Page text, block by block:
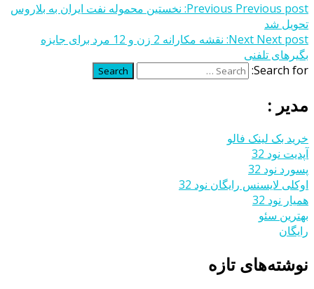
Previous Previous post:
نخستین محموله نفت ایران به بلاروس
تحویل شد
Next Next post:
نقشه مکارانه 2 زن و 12 مرد برای جایزه
بگیرهای تلفنی
Search for:
Search
مدیر :
خرید بک لینک فالو
آپدیت نود 32
پسورد نود 32
اوکلی لایسنس رایگان نود 32
همیار نود 32
بهترین سئو
رایگان
نوشته‌های تازه